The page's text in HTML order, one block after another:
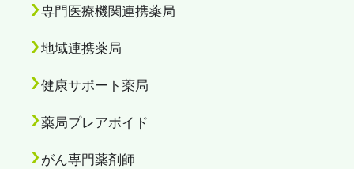
専門医療機関連携薬局
地域連携薬局
健康サポート薬局
薬局プレアボイド
がん専門薬剤師